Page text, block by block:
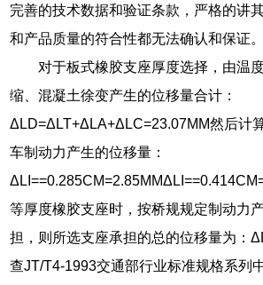
完善的技术数据和验证条款，严格的讲
和产品质量的符合性都无法确认和保证。
对于板式橡胶支座厚度选择，由温
缩、混凝土徐变产生的位移量合计：
ΔLD=ΔLT+ΔLA+ΔLC=23.07MM然后计
车制动力产生的位移量：
等厚度橡胶支座时，按桥规规定制动力
担，则所选支座承担的总的位移量为：
查JT/T4-1993交通部行业标准规格系列